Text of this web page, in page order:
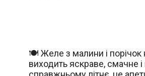
🍽️ Желе з малини і порічок
виходить яскраве, смачне і